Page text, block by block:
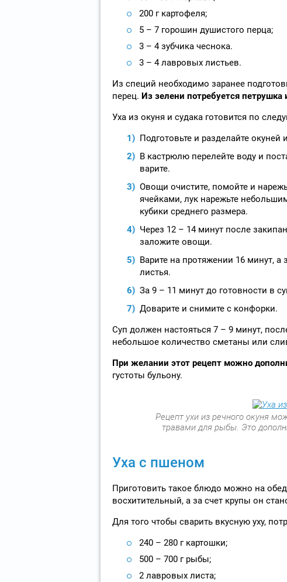
200 г картофеля;
5 – 7 горошин душистого перца;
3 – 4 зубчика чеснока.
3 – 4 лавровых листьев.
Из специй необходимо заранее
перец. Из зелени потребуется петрушка
Уха из окуня и судака готовится по
Подготовьте и разделайте окуней
В кастрюлю перелейте воду и
варите.
Овощи очистите, помойте и
ячейками, лук нарежьте
кубики среднего размера.
Через 12 – 14 минут после
заложите овощи.
Варите на протяжении 16 минут,
листья.
За 9 – 11 минут до готовности в
Доварите и снимите с конфорки.
Суп должен настояться 7 – 9 минут,
небольшое количество сметаны или
При желании этот рецепт можно
густоты бульону.
Рецепт ухи из речного окуня
травами для рыбы. Это
Уха с пшеном
Приготовить такое блюдо можно на
восхитительный, а за счет крупы он
Для того чтобы сварить вкусную уху,
240 – 280 г картошки;
500 – 700 г рыбы;
2 лавровых листа;